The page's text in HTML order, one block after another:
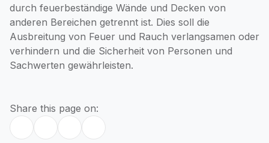
durch feuerbeständige Wände und Decken von
anderen Bereichen getrennt ist. Dies soll die
Ausbreitung von Feuer und Rauch verlangsamen oder
verhindern und die Sicherheit von Personen und
Sachwerten gewährleisten.
Share this page on: